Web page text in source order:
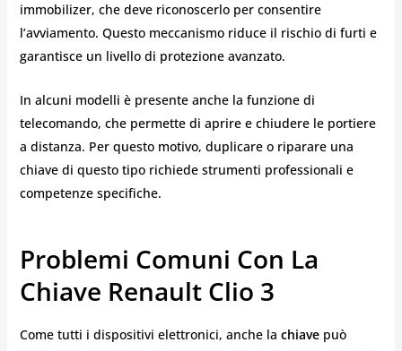
immobilizer, che deve riconoscerlo per consentire
l’avviamento. Questo meccanismo riduce il rischio di furti e
garantisce un livello di protezione avanzato.
In alcuni modelli è presente anche la funzione di
telecomando, che permette di aprire e chiudere le portiere
a distanza. Per questo motivo, duplicare o riparare una
chiave di questo tipo richiede strumenti professionali e
competenze specifiche.
Problemi Comuni Con La
Chiave Renault Clio 3
Come tutti i dispositivi elettronici, anche la chiave può